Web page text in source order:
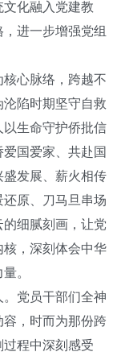
化融入党建教
进一步增强党组
心脉络，跨越不
陷时期坚守自救
生命守护侨批信
国爱家、共赴国
发展、薪火相传
原、刀马旦串场
细腻刻画，让党
核，深刻体会中华
。
党员干部们全神
，时而为那份跨
程中深刻感受